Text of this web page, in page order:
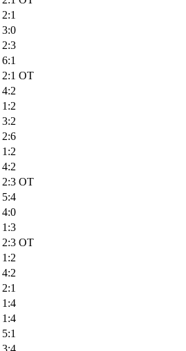
2:1
3:0
2:3
6:1
2:1 OT
4:2
1:2
3:2
2:6
1:2
4:2
2:3 OT
5:4
4:0
1:3
2:3 OT
1:2
4:2
2:1
1:4
1:4
5:1
3:4